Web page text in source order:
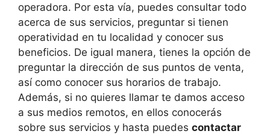
operadora. Por esta vía, puedes consultar todo
acerca de sus servicios, preguntar si tienen
operatividad en tu localidad y conocer sus
beneficios. De igual manera, tienes la opción de
preguntar la dirección de sus puntos de venta,
así como conocer sus horarios de trabajo.
Además, si no quieres llamar te damos acceso
a sus medios remotos, en ellos conocerás
sobre sus servicios y hasta puedes contactar